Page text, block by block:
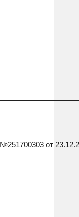
№251700303 от